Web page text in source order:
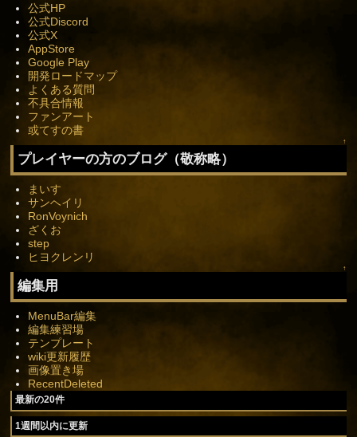
公式HP
公式Discord
公式X
AppStore
Google Play
開発ロードマップ
よくある質問
不具合情報
ファンアート
或てすの書
↑
プレイヤーの方のブログ（敬称略）
まいす
サンヘイリ
RonVoynich
ざくお
step
ヒヨクレンリ
↑
編集用
MenuBar編集
編集練習場
テンプレート
wiki更新履歴
画像置き場
RecentDeleted
最新の20件
1週間以内に更新